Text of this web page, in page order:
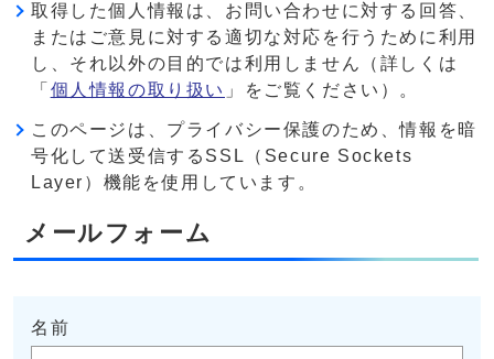
取得した個人情報は、お問い合わせに対する回答、
またはご意見に対する適切な対応を行うために利用
し、それ以外の目的では利用しません（詳しくは
「 個人情報の取り扱い 」をご覧ください）。
このページは、プライバシー保護のため、情報を暗
号化して送受信するSSL（Secure Sockets
Layer）機能を使用しています。
メールフォーム
名前